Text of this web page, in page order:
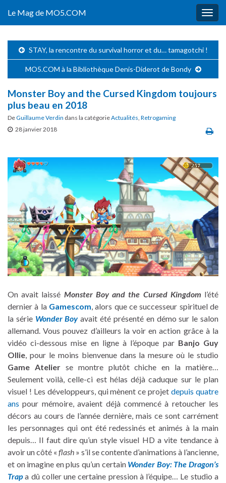
Le Mag de MO5.COM
STAY, la rencontre du survival horror et du… tamagotchi !
MO5.COM à la Bibliothèque Denis-Diderot de Bondy
Monster Boy and the Cursed Kingdom toujours
plus beau en 2018
DeGuillaume Verdin dans la catégorieActualités, Retrogaming
28 janvier 2018
On avait laissé Monster Boy and the Cursed Kingdom l’été
dernier à la Gamescom, alors que ce successeur spirituel de
la série Wonder Boyavait été présenté en démo sur le salon
allemand. Vous pouvez d’ailleurs la voir en action grâce à la
vidéo ci-dessous mise en ligne à l’époque par Banjo Guy
Ollie, pour le moins bienvenue dans la mesure où le studio
Game Atelierse montre plutôt chiche en la matière…
Seulement voilà, celle-ci est hélas déjà caduque sur le plan
visuel ! Les développeurs, qui mènent ce projetdepuis quatre
ans pour mémoire, avaient déjà commencé à retoucher les
décors au cours de l’année dernière, mais ce sont carrément
les personnages qui ont été redessinés et animés à la main
depuis… Il faut dire qu’un style visuel HD a vite tendance à
avoir un côté « flash » s’il se contente d’animations à l’ancienne,
et on imagine en plus qu’un certain Wonder Boy: The Dragon’s
Trapa dû coller une certaine pression à l’équipe… Le studio a